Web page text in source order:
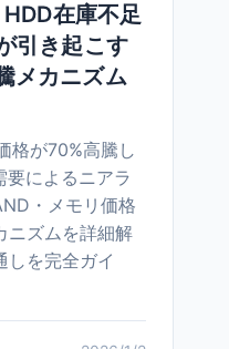
在庫不足
引き起こす
メカニズム
格が70%高騰し
要によるニアラ
・メモリ価格
ニズムを詳細解
しを完全ガイ